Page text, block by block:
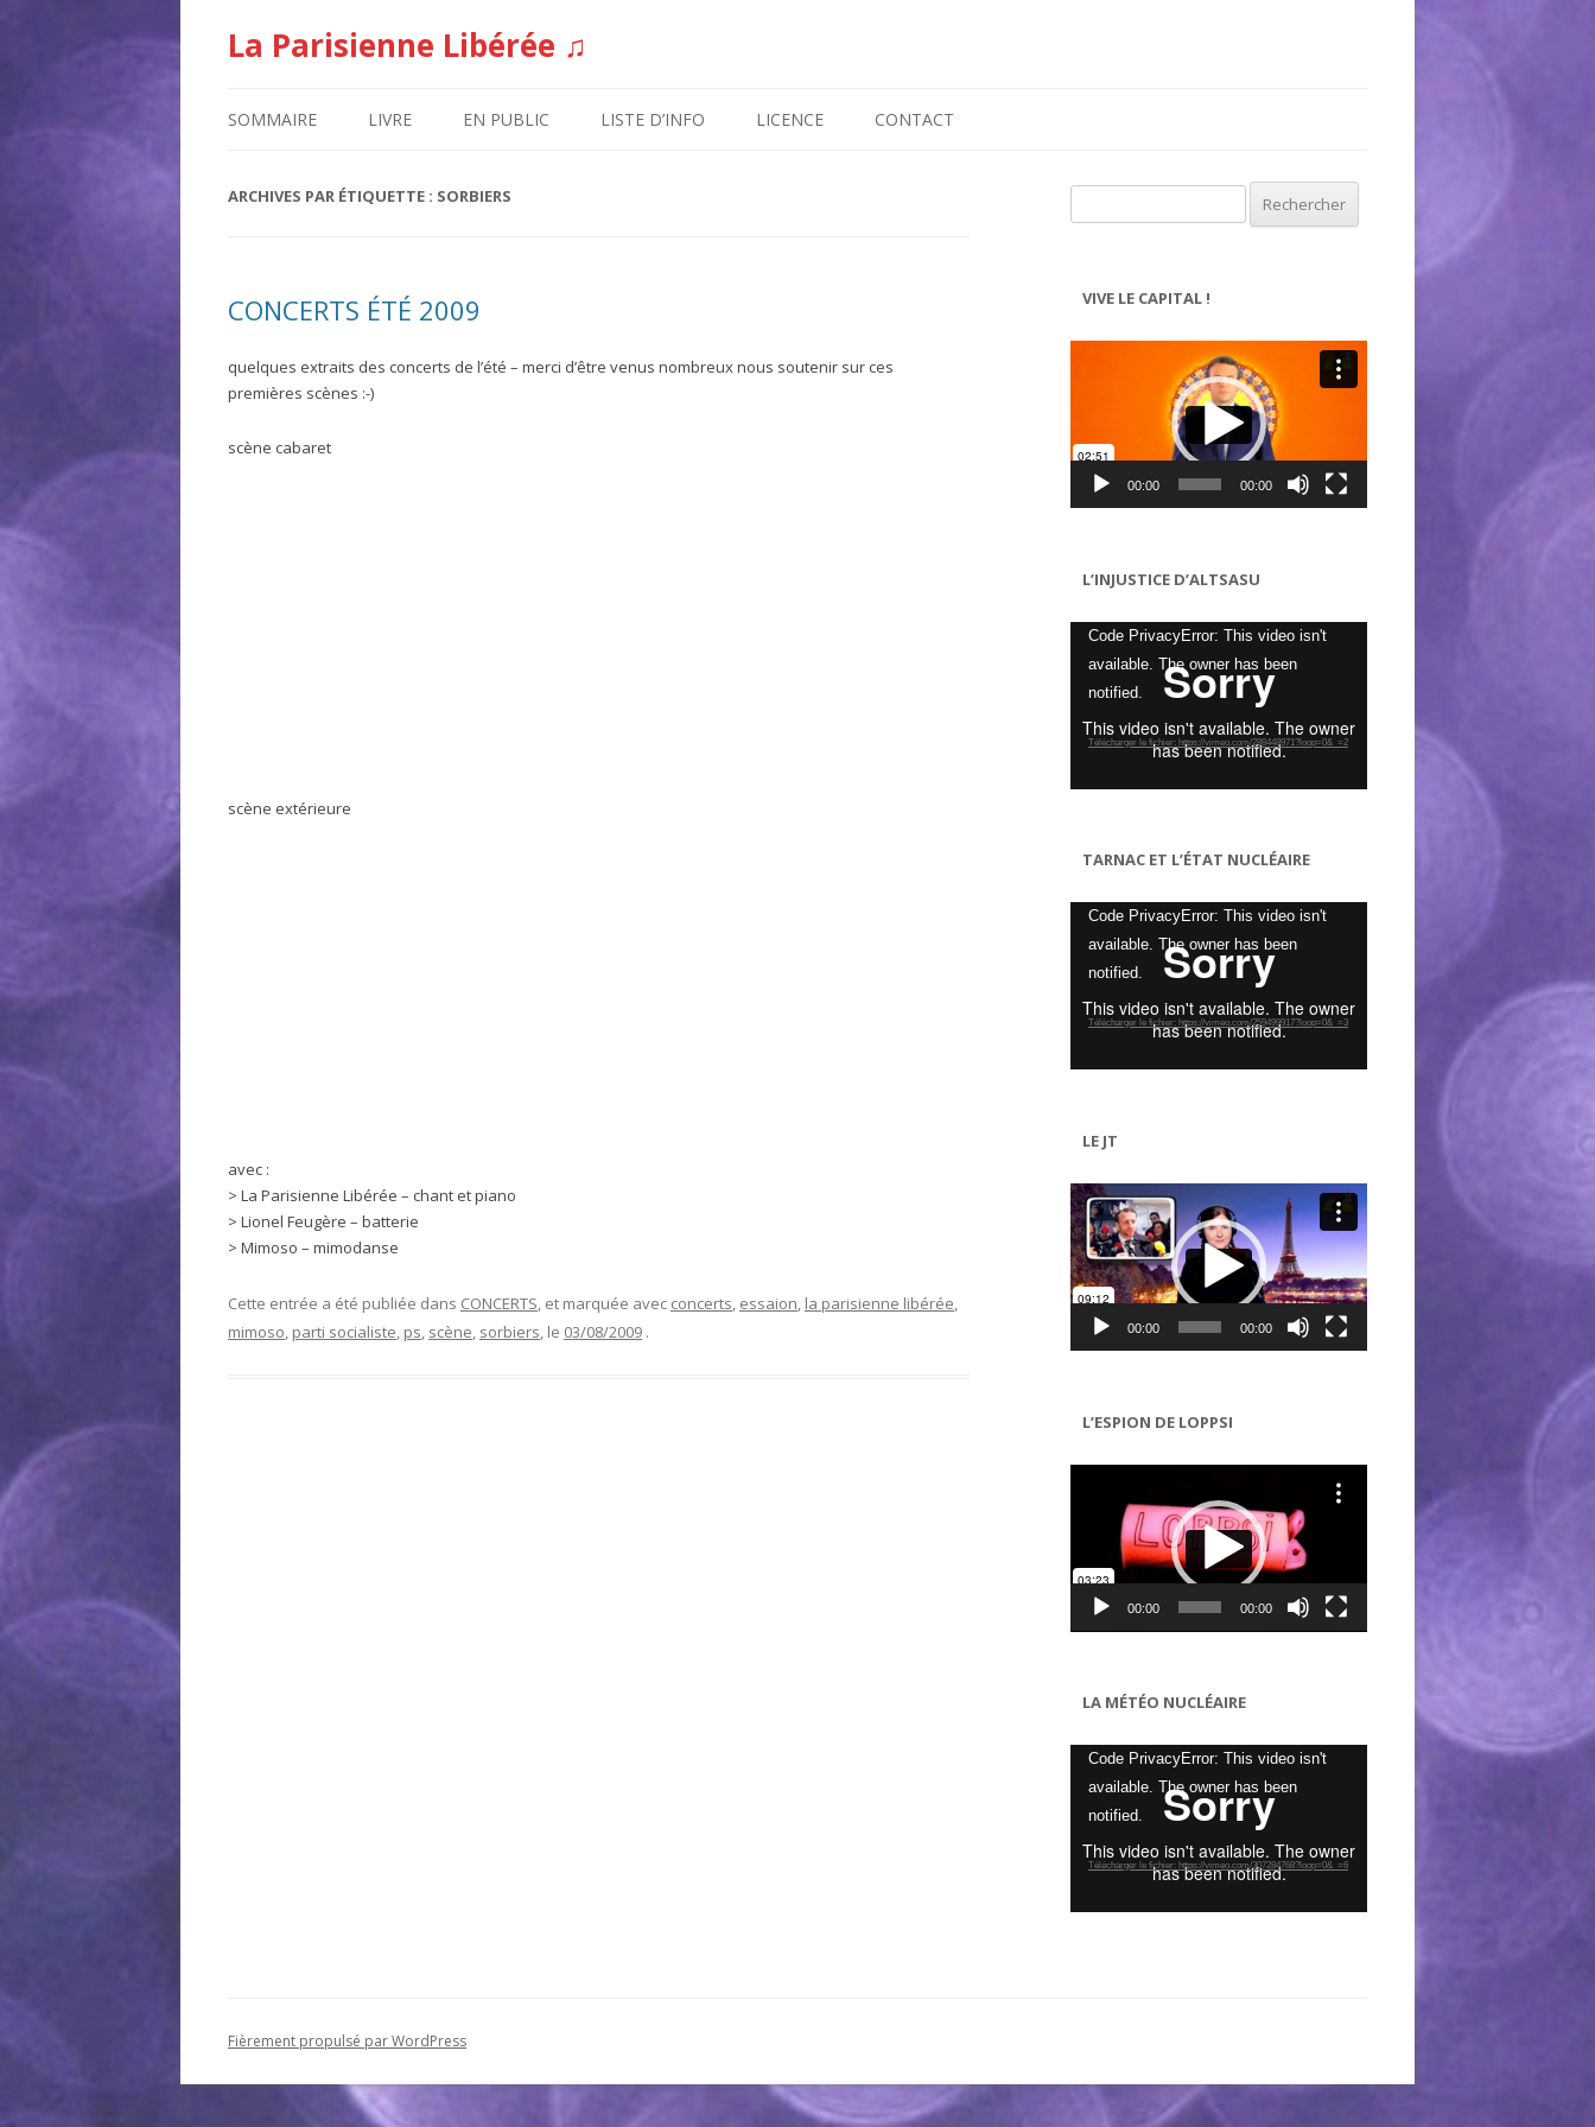
La Parisienne Libérée ♫
SOMMAIRE LIVRE EN PUBLIC LISTE D’INFO LICENCE CONTACT
ARCHIVES PAR ÉTIQUETTE : SORBIERS
CONCERTS ÉTÉ 2009
quelques extraits des concerts de l’été – merci d’être venus nombreux nous soutenir sur ces
premières scènes :-)
scène cabaret
scène extérieure
avec :
> La Parisienne Libérée – chant et piano
> Lionel Feugère – batterie
> Mimoso – mimodanse
Cette entrée a été publiée dans CONCERTS, et marquée avec concerts, essaion, la parisienne libérée,
mimoso, parti socialiste, ps, scène, sorbiers, le 03/08/2009 .
VIVE LE CAPITAL !
Lecteur
00:00 00:00
L’INJUSTICE D’ALTSASU
Lecteur
vidéo
Code PrivacyError: This video isn't
available. The owner has been
notified.
Télécharger le fichier: https://vimeo.com/288448971?loop=0&_=2
TARNAC ET L’ÉTAT NUCLÉAIRE
Lecteur
vidéo
Code PrivacyError: This video isn't
available. The owner has been
notified.
Télécharger le fichier: https://vimeo.com/259499917?loop=0&_=3
LE JT
Lecteur
vidéo
00:00 00:00
L’ESPION DE LOPPSI
Lecteur
00:00 00:00
LA MÉTÉO NUCLÉAIRE
Lecteur
vidéo
Code PrivacyError: This video isn't
available. The owner has been
notified.
Télécharger le fichier: https://vimeo.com/307284768?loop=0&_=6
Fièrement propulsé par WordPress